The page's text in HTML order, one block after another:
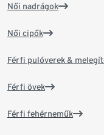
Női nadrágok
Női cipők
Férfi pulóverek &
Férfi övek
Férfi fehérneműk